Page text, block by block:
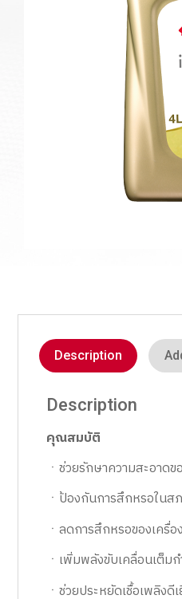
Description
Description
คุณสมบัติ
ㆍช่วยรักษาความสะอาด
ㆍป้องกันการสึกหรอในส
ㆍลดการสึกหรอของเครื่
ㆍเพิ่มพลังขับเคลื่อนเต็มก
ㆍช่วยประหยัดเชื้อเพลิงดี